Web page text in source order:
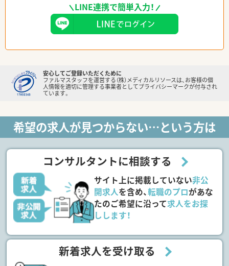
LINE連携で簡単入力！
安心してご登録いただくために
ファルマスタッフを運営する（株）メディカルリソースは、お客様の個
人情報を適切に管理する事業者としてプライバシーマークが付与され
ています。
希望の求人が見つからない…という方は
コンサルタントに相談する
サイト上に掲載していない非公
開求人を含め、転職のプロがあな
たのご希望に沿って求人をお探
しします！
新着求人を受け取る